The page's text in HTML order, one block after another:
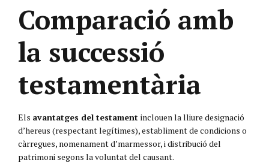
Comparació amb
la successió
testamentària
Els avantatges del testament inclouen la lliure designació
d’hereus (respectant legítimes), establiment de condicions o
càrregues, nomenament d’marmessor, i distribució del
patrimoni segons la voluntat del causant.